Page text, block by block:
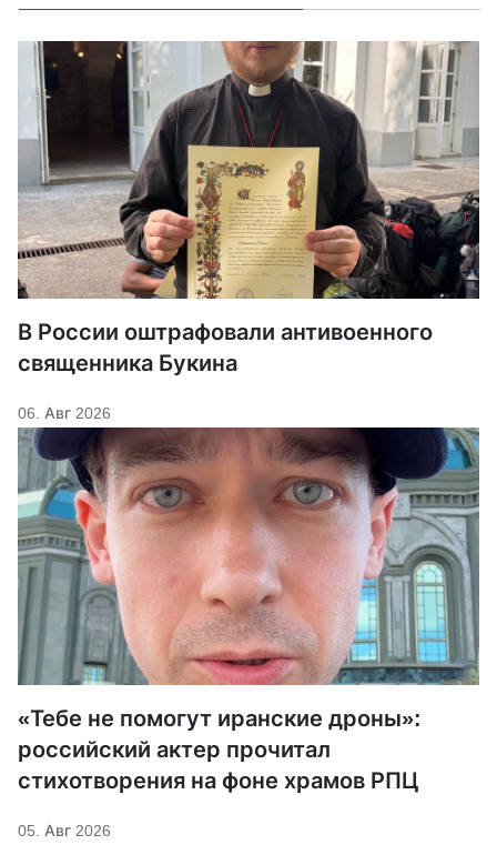
В России оштрафовали антивоенного
священника Букина
06. Авг 2026
«Тебе не помогут иранские дроны»:
российский актер прочитал
стихотворения на фоне храмов РПЦ
05. Авг 2026